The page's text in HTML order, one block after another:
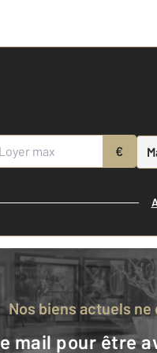
€
Nos biens actuels